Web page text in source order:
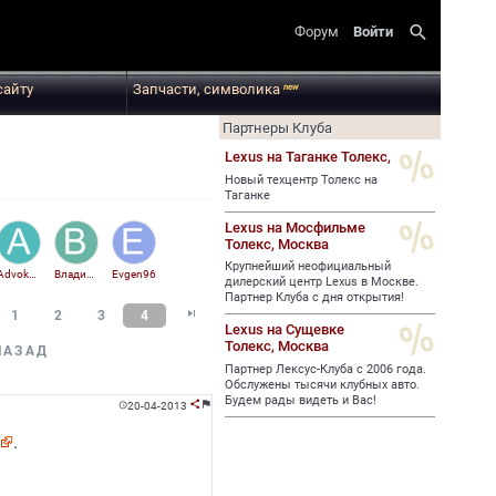
Форум Войти search
Запчасти, символикаnew
Advokat90 Evgen96
1 2 3 4 
20-04-2013  
.
Партнеры Клуба
Lexus на Таганке Толекс,
Новый техцентр Толекс на
Таганке
Lexus на Мосфильме
Толекс, Москва
Крупнейший неофициальный
дилерский центр Lexus в Москве.
Партнер Клуба с дня открытия!
Lexus на Сущевке
Толекс, Москва
Партнер Лексус-Клуба с 2006 года.
Обслужены тысячи клубных авто.
Будем рады видеть и Вас!